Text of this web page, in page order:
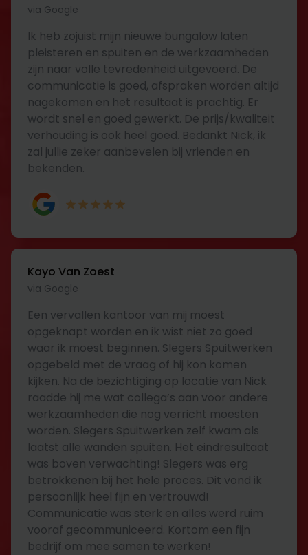
via Google
Ik heb zojuist mijn nieuwe bungalow laten
pleisteren en spuiten en de werkzaamheden
zijn naar volle tevredenheid uitgevoerd. De
communicatie is goed, afspraken worden altijd
nagekomen en het resultaat is prachtig. Er
wordt snel en goed gewerkt. De prijs/kwaliteit
verhouding is ook heel goed. Bedankt Nick, ik
zal jullie zeker aanbevelen bij vrienden en
bekenden.
Kayo Van Zoest
via Google
Een vervallen kantoor van mij moest
opgeknapt worden en ik wist niet zo goed
waar ik moest beginnen. Slegers Spuitwerken
opgebeld met de vraag of hij kon komen
kijken. Na de bezichtiging op locatie van Nick
raadde hij me wat collega’s aan voor andere
werkzaamheden die nog verricht moesten
worden. Slegers Spuitwerken zelf kwam als
laatst alle wanden spuiten. Het eindresultaat
was boven verwachting! Slegers was erg
betrokkenen bij het hele proces. Dit vond ik
persoonlijk heel fijn en vertrouwd!
Communicatie was sterk en alles werd ruim
vooraf gecommuniceerd. Kortom een fijn
bedrijf om mee samen te werken!